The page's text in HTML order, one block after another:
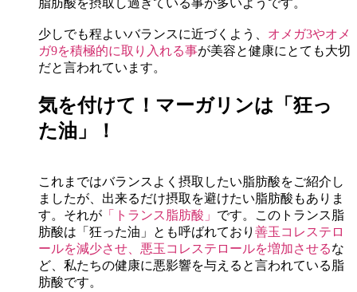
脂肪酸を摂取し過ぎている事が多いようです。
少しでも程よいバランスに近づくよう、 オメガ3やオメ
ガ9を積極的に取り入れる事が美容と健康にとても大切
だと言われています。
気を付けて！マーガリンは「狂っ
た油」！
これまではバランスよく摂取したい脂肪酸をご紹介し
ましたが、出来るだけ摂取を避けたい脂肪酸もありま
す。それが 「トランス脂肪酸」 です。このトランス脂
肪酸は「狂った油」とも呼ばれており 善玉コレステロ
ールを減少させ、悪玉コレステロールを増加させるな
ど、私たちの健康に悪影響を与えると言われている脂
肪酸です。